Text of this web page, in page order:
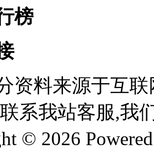
榜
资料来源于互
系我站客服,我
© 2026